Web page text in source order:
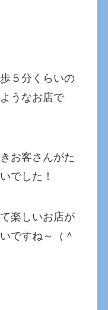
５分くらいの
うなお店で
お客さんがた
でした！
楽しいお店が
ですね～（＾